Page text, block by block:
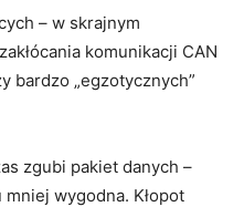
– w skrajnym
komunikacji CAN
bardzo „egzotycznych”
zgubi pakiet danych –
wygodna. Kłopot